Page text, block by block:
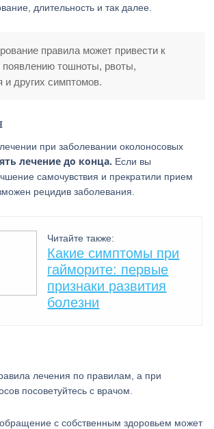
длительность и так далее.
правила может привести к
появлению тошноты, рвоты,
и других симптомов.
при заболевании околоносовых
лечение до конца. Если вы
самочувствия и прекратили прием
рецидив заболевания.
Читайте также:
Какие симптомы при
гайморите: первые
признаки развития
болезни
лечения по правилам, а при
посоветуйтесь с врачом.
с собственным здоровьем может